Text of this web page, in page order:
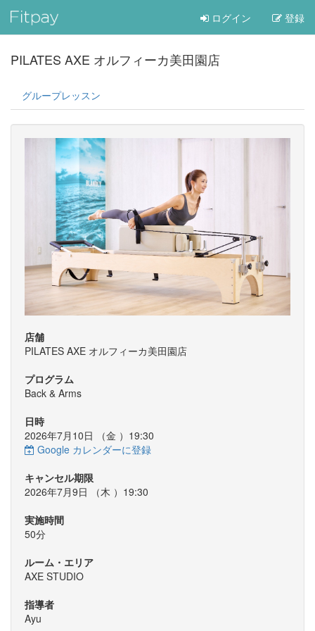
ログイン 登録
PILATES AXE オルフィーカ美田園店
グループレッスン
店舗
PILATES AXE オルフィーカ美田園店
プログラム
Back & Arms
日時
2026年7月10日 （金 ）19:30
Google カレンダーに登録
キャンセル期限
2026年7月9日 （木 ）19:30
実施時間
50分
ルーム・エリア
AXE STUDIO
指導者
Ayu